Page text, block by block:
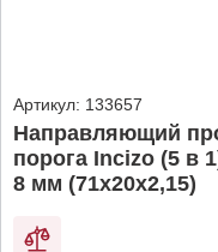
Артикул: 133657
Направляющий
порога Incizo (5 в
8 мм (71х20х2,15)